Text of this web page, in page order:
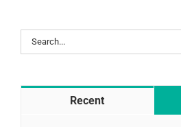
Search
for:
Recent